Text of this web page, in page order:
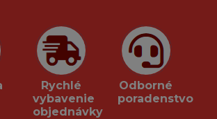
Rychlé
vybavenie
objednávky
Odborné
poradenstvo